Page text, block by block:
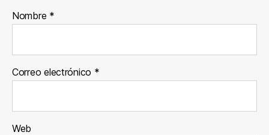
Nombre *
Correo electrónico *
Web